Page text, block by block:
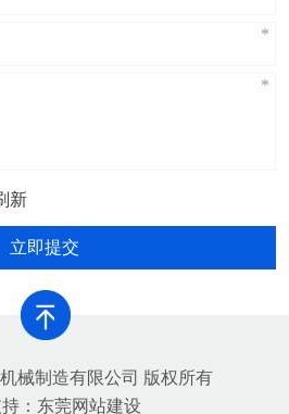
立即提交
械制造有限公司 版权所有
： 东莞网站建设